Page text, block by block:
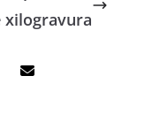
xilogravura